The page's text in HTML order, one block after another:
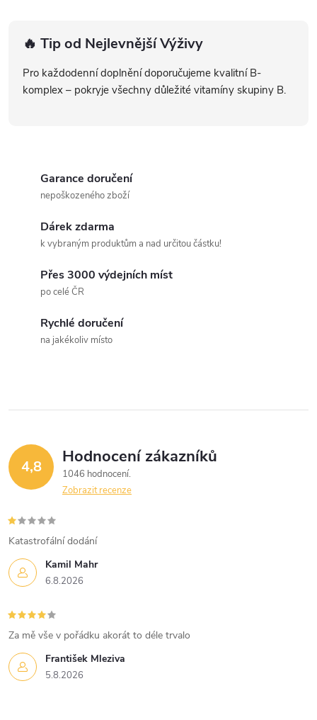
🔥 Tip od Nejlevnější Výživy
Pro každodenní doplnění doporučujeme kvalitní B-
komplex – pokryje všechny důležité vitamíny skupiny B.
Garance doručení
nepoškozeného zboží
Dárek zdarma
k vybraným produktům a nad určitou částku!
Přes 3000 výdejních míst
po celé ČR
Rychlé doručení
na jakékoliv místo
4,8 Hodnocení zákazníků
1046 hodnocení
Zobrazit recenze
Kamil Mahr
6.8.2026
Katastrofální dodání
František Mleziva
5.8.2026
Za mě vše v pořádku akorát to déle trvalo